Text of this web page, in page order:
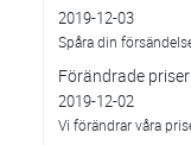
2019-12-03
Spåra din
Förändrade
2019-12-02
Vi förändrar våra